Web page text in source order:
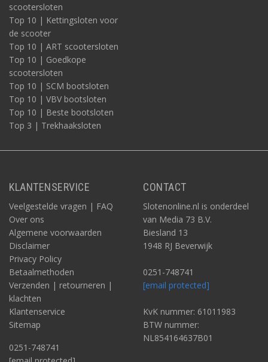
scootersloten
Top 10 | Kettingsloten voor
de scooter
Top 10 | ART scootersloten
Top 10 | Goedkope
scootersloten
Top 10 | SCM bootsloten
Top 10 | VBV bootsloten
Top 10 | Beste bootsloten
Top 3 | Trekhaaksloten
KLANTENSERVICE
Veelgestelde vragen | FAQ
Over ons
Algemene voorwaarden
Disclaimer
Privacy Policy
Betaalmethoden
Verzenden | retourneren |
klachten
Klantenservice
Sitemap
0251-748741
CONTACT
Slotenonline.nl is onderdeel
van Media 73 B.V.
Biesland 13
1948 RJ Beverwijk
0251-748741
[email protected]
KvK nummer: 61011983
BTW nummer:
NL854164637B01